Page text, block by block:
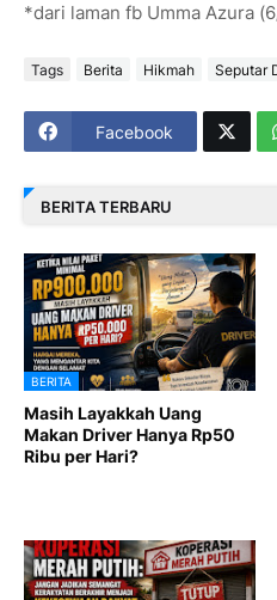
*dari laman fb Umma Azura
Tags Berita Hikmah Seputar
Facebook
BERITA TERBARU
BERITA
Masih Layakkah Uang
Makan Driver Hanya Rp50
Ribu per Hari?